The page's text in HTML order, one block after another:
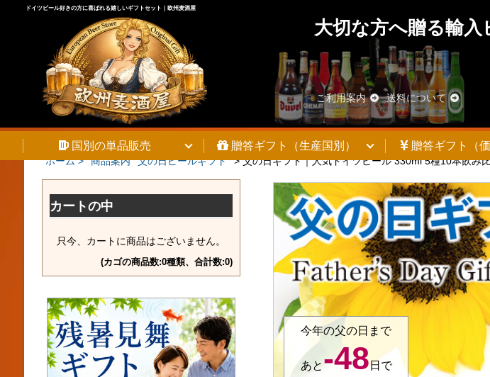
ドイツビール好きの方に喜ばれる嬉しいギフトセット｜欧州麦酒屋
大切な方へ贈る輸
ご利用案内 送料について
国別の単品販売 贈答ギフト（生産国別） 贈答ギフト（価
ホーム > 商品案内 父の日ビールギフト >父の日ギフト｜人気ドイツビール 330ml 5種10本飲み
今年の父の日まで
あと-48日で
カートの中
只今、カートに商品はございません。
(カゴの商品数:0種類、合計数:0)